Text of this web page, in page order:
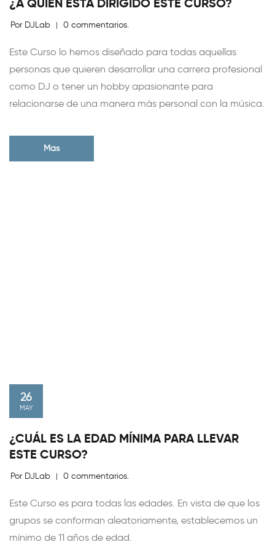
Por DJLab | 0 commentarios.
Este Curso lo hemos diseñado para todas aquellas
personas que quieren desarrollar una carrera profesional
como DJ o tener un hobby apasionante para
relacionarse de una manera más personal con la música.
Mas
26
MAY
¿CUÁL ES LA EDAD MÍNIMA PARA LLEVAR
ESTE CURSO?
Por DJLab | 0 commentarios.
Este Curso es para todas las edades. En vista de que los
grupos se conforman aleatoriamente, establecemos un
mínimo de 11 años de edad.